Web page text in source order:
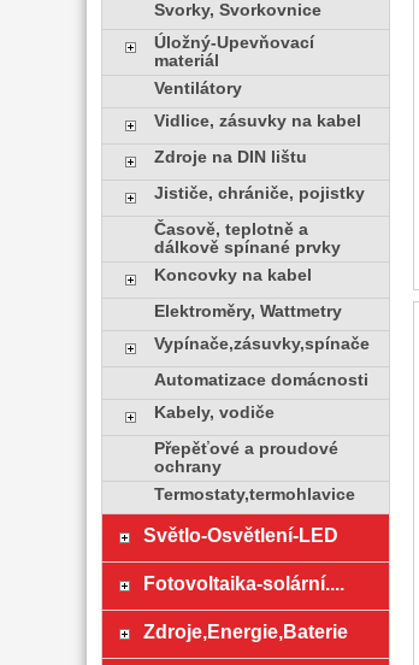
Svorky, Svorkovnice
Úložný-Upevňovací
materiál
Ventilátory
Vidlice, zásuvky na kabel
Zdroje na DIN lištu
Jističe, chrániče, pojistky
Časově, teplotně a
dálkově spínané prvky
Koncovky na kabel
Elektroměry, Wattmetry
Vypínače,zásuvky,spínače
Automatizace domácnosti
Kabely, vodiče
Přepěťové a proudové
ochrany
Termostaty,termohlavice
Světlo-Osvětlení-LED
Fotovoltaika-solární....
Zdroje,Energie,Baterie